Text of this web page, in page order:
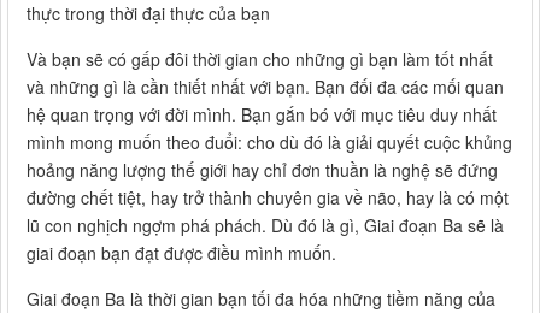
thực trong thời đại thực của bạn
Và bạn sẽ có gấp đôi thời gian cho những gì bạn làm tốt nhất
và những gì là cần thiết nhất với bạn. Bạn đối đa các mối quan
hệ quan trọng với đời mình. Bạn gắn bó với mục tiêu duy nhất
mình mong muốn theo đuổi: cho dù đó là giải quyết cuộc khủng
hoảng năng lượng thế giới hay chỉ đơn thuần là nghệ sẽ đứng
đường chết tiệt, hay trở thành chuyên gia về não, hay là có một
lũ con nghịch ngợm phá phách. Dù đó là gì, Giai đoạn Ba sẽ là
giai đoạn bạn đạt được điều mình muốn.
Giai đoạn Ba là thời gian bạn tối đa hóa những tiềm năng của